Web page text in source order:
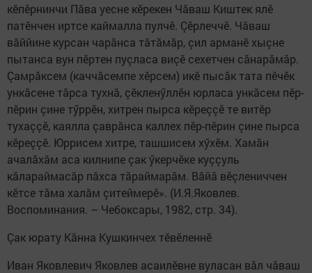
кӗпӗрнинчи Пăва уесне кӗрекен Чăваш Киштек ялӗ
патӗнчен иртсе каймалла пулчӗ. Çӗрлеччӗ. Чăваш
вăййине курсан чарăнса тăтăмăр, çил арманӗ хыçне
пытанса вун пӗртен пуçласа виçӗ сехетчен сăнарăмăр.
Çамрăксем (каччăсемпе хӗрсем) икӗ пысăк тата пӗчӗк
ункăсене тăрса тухнă, çӗкленӳллӗн юрласа ункăсем пӗр-
пӗрин çине тӳррӗн, хитрен пырса кӗреççӗ те витӗр
тухаççӗ, каялла çаврăнса каллех пӗр-пӗрин çине пырса
кӗреççӗ. Юррисем хитре, ташшисем хӳхӗм. Хамăн
ачалăхăм аса килнипе çак ӳкерчӗке куççуль
кăлараймасăр пăхса тăраймарăм. Вăйă вӗçлениччен
кӗтсе тăма халăм çитеймерӗ». (И.Я.Яковлев.
Воспоминания. – Чебоксары, 1982, стр. 34).
Çак юрату Кăнна Кушкинчех тӗвӗленнӗ
Иван Яковлевич Яковлев асаилӗвне вуласан вăл чăваш